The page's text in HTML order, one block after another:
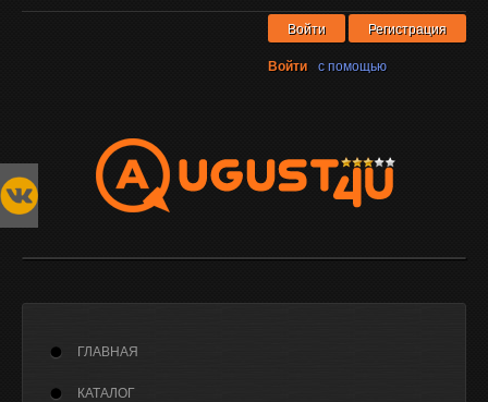
Войти Регистрация
Войти с помощью
ГЛАВНАЯ
КАТАЛОГ